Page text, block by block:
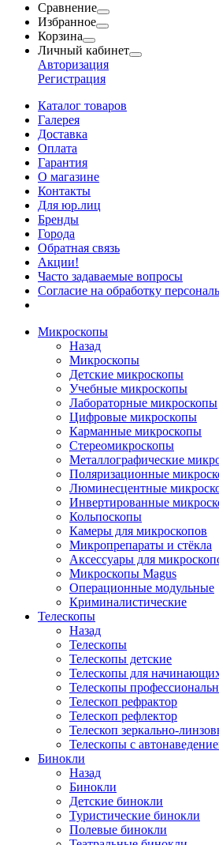
Сравнение
Избранное
Корзина
Личный кабинет
Авторизация
Регистрация
Каталог товаров
Галерея
Доставка
Оплата
Гарантия
О магазине
Контакты
Для юр.лиц
Бренды
Города
Обратная связь
Акции!
Часто задаваемые вопросы
Согласие на обработку
Микроскопы
Назад
Микроскопы
Детские микроскопы
Учебные микроскопы
Лабораторные микроскопы
Цифровые микроскопы
Карманные микроскопы
Стереомикроскопы
Металлографические
Поляризационные
Люминесцентные
Инвертированные
Кольпоскопы
Камеры для микроскопов
Микропрепараты и стёкла
Аксессуары для
Микроскопы Magus
Операционные модульные
Криминалистические
Телескопы
Назад
Телескопы
Телескопы детские
Телескопы для
Телескопы
Телескоп рефрактор
Телескоп рефлектор
Телескоп зеркально-
Телескопы с
Бинокли
Назад
Бинокли
Детские бинокли
Туристические бинокли
Полевые бинокли